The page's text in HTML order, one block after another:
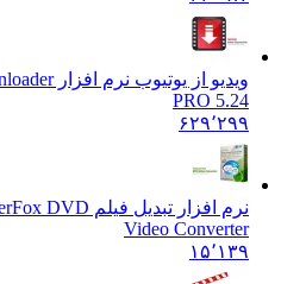
ویدیو از یوتیوب نرم افزار PRO
PRO 5.24
۶۲۹٬۲۹۹
نرم افزار تبدیل فیلم DVD DVD DVD
Video Converter
۱۵٬۱۳۹